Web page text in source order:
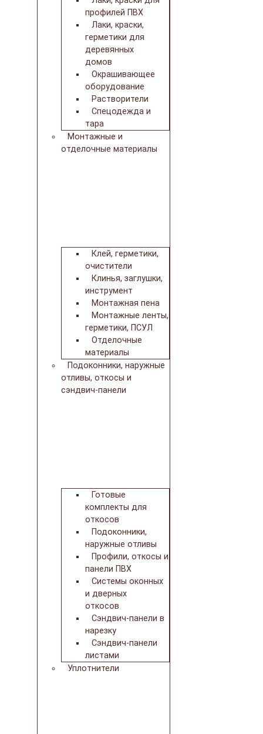
профилей ПВХ
Лаки, краски,
герметики для
деревянных
домов
Окрашивающее
оборудование
Растворители
Спецодежда и
тара
Монтажные и
отделочные материалы
Клей, герметики,
очистители
Клинья, заглушки,
инструмент
Монтажная пена
Монтажные ленты,
герметики, ПСУЛ
Отделочные
материалы
Подоконники, наружные
отливы, откосы и
сэндвич-панели
Готовые
комплекты для
откосов
Подоконники,
наружные отливы
Профили, откосы и
панели ПВХ
Системы оконных
и дверных
откосов
Сэндвич-панели в
нарезку
Сэндвич-панели
листами
Уплотнители